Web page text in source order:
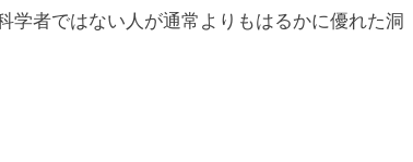
学者ではない人が通常よりもはるかに優れた洞